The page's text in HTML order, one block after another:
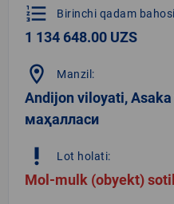
format_list_numbered Birinchi qadam
1 134 648.00 UZS
location_on Manzil:
Andijon viloyati,
маҳалласи
priority_high Lot holati:
Mol-mulk (obyekt)